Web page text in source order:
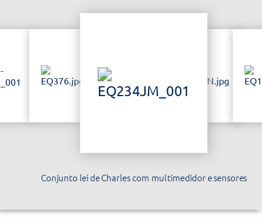
Conjunto lei de Charles com multimedidor e sensores